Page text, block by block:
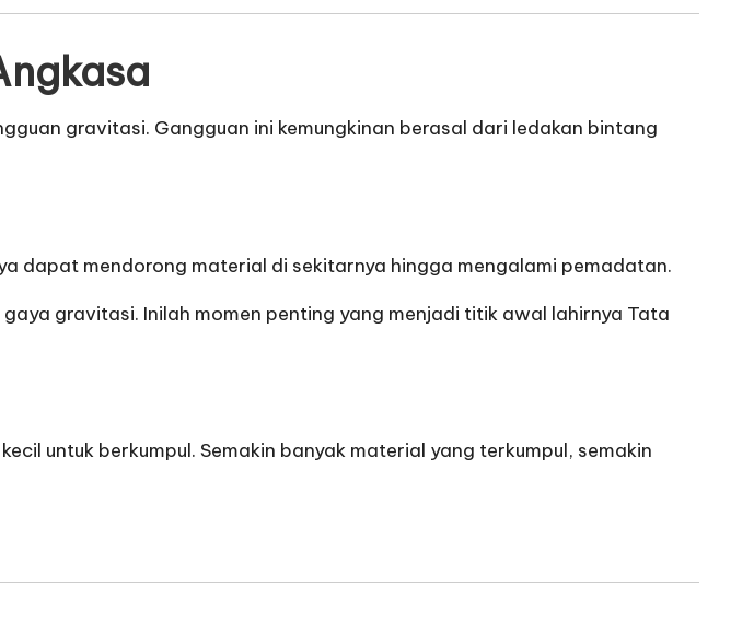
gravitasi. Gangguan ini kemungkinan berasal dari ledakan bintang
dapat mendorong material di sekitarnya hingga mengalami pemadatan.
gravitasi. Inilah momen penting yang menjadi titik awal lahirnya Tata
untuk berkumpul. Semakin banyak material yang terkumpul, semakin